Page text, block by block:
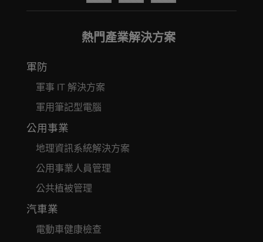
熱門產業解決方案
軍防
軍事 IT 解決方案
軍用筆記型電腦
公用事業
地理資訊系統解決方案
公用事業人員管理
公共植被管理
汽車業
電動車健康檢查